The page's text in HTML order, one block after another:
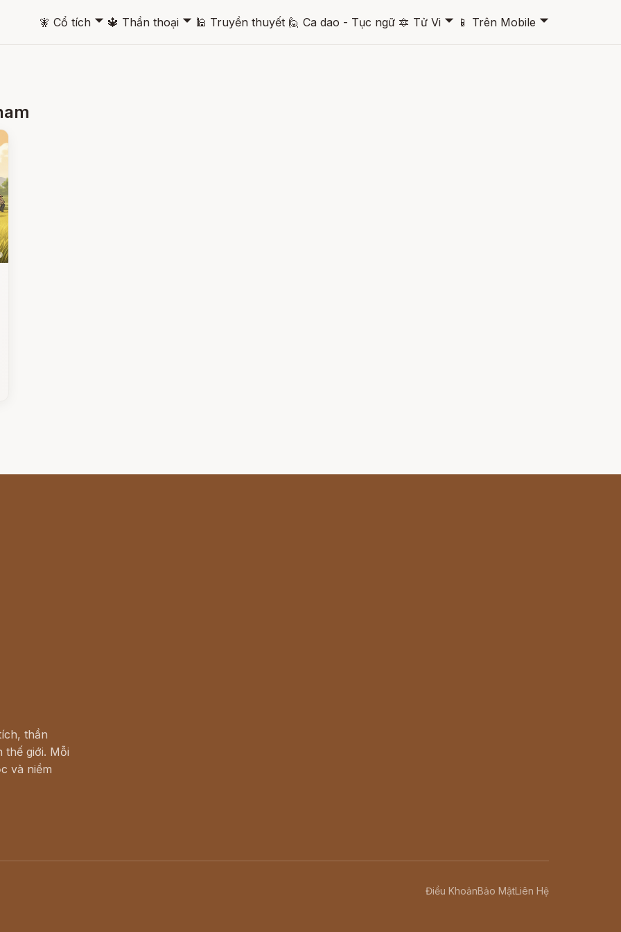
🧚 Cổ tích 🞃 🔱 Thần thoại 🞃 🕌 Truyền thuyết 🙋 Ca dao - Tục ngữ 🔯 Tử Vi 🞃 📱 Trên Mobile 🞃
thần
giới. Mỗi
và niềm
Điều KhoảnBảo MậtLiên Hệ